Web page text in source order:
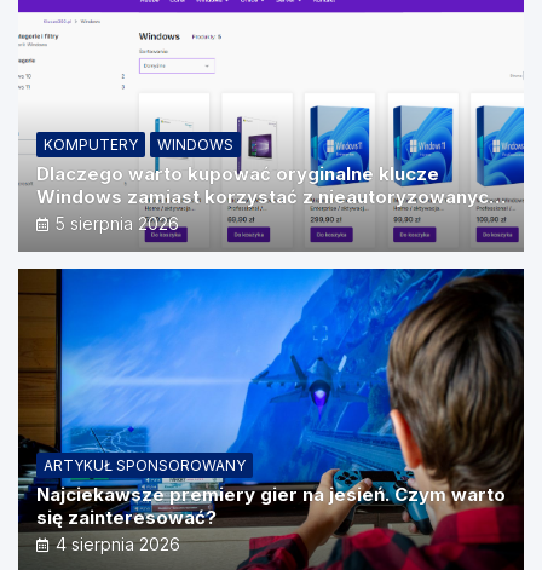
KOMPUTERY WINDOWS
Dlaczego warto kupować oryginalne klucze
Windows zamiast korzystać z nieautoryzowanych
źródeł?
5 sierpnia 2026
ARTYKUŁ SPONSOROWANY
Najciekawsze premiery gier na jesień. Czym warto
się zainteresować?
4 sierpnia 2026